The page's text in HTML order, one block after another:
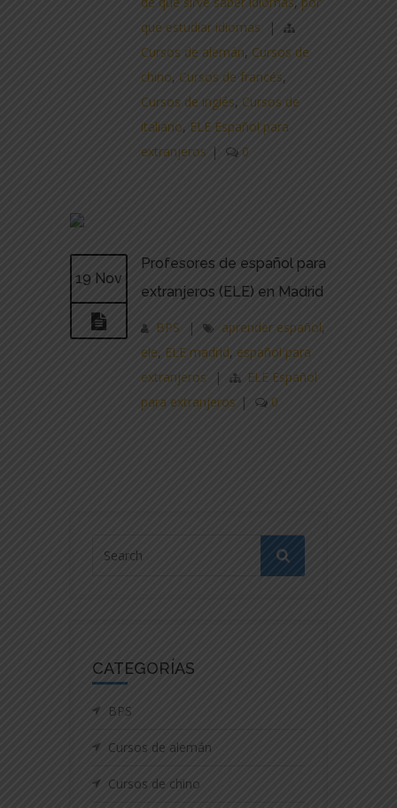
qué estudiar idiomas
|
Cursos de alemán, Cursos de
chino, Cursos de francés,
Cursos de inglés, Cursos de
italiano, ELE Español para
extranjeros | 0
19 Nov
Profesores de español para
extranjeros (ELE) en Madrid
BPS | aprender español,
ele, ELE madrid, español para
extranjeros
|
ELE Español
para extranjeros | 0
CATEGORÍAS
BPS
Cursos de alemán
Cursos de chino